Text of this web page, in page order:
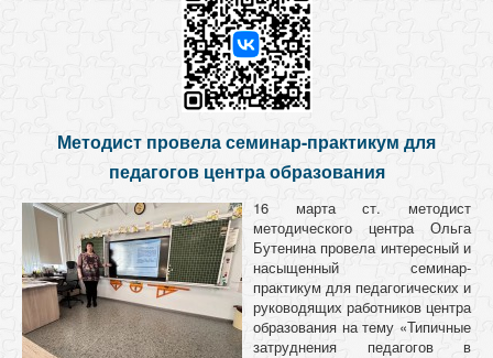
Методист провела семинар-практикум для
педагогов центра образования
16 марта ст. методист
методического центра Ольга
Бутенина провела интересный и
насыщенный семинар-
практикум для педагогических и
руководящих работников центра
образования на тему «Типичные
затруднения педагогов в